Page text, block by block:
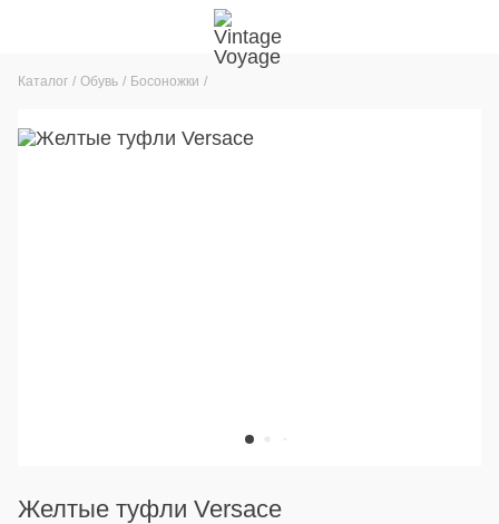
Каталог Обувь Босоножки
Желтые туфли Versace